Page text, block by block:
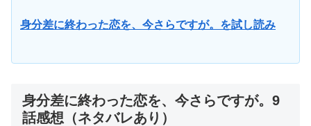
身分差に終わった恋を、今さらですが。を試し読み
身分差に終わった恋を、今さらですが。9
話感想（ネタバレあり）